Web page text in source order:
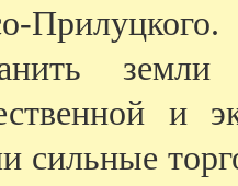
и
сильные